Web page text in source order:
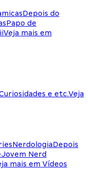
Depois do
Papo de
Veja mais em
e etc.Veja
NerdologiaDepois
Jovem Nerd
mais em Vídeos